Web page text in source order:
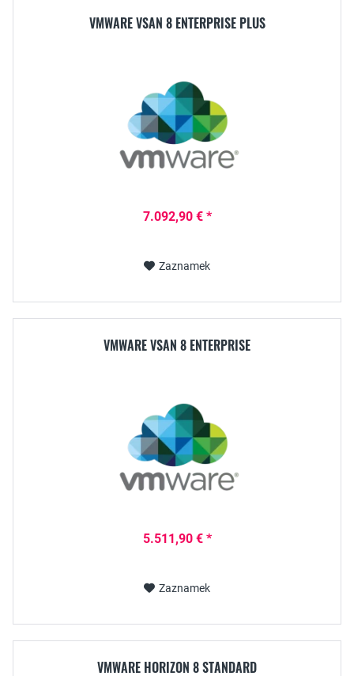
VMWARE VSAN 8 ENTERPRISE PLUS
7.092,90 € *
Zaznamek
VMWARE VSAN 8 ENTERPRISE
5.511,90 € *
Zaznamek
VMWARE HORIZON 8 STANDARD